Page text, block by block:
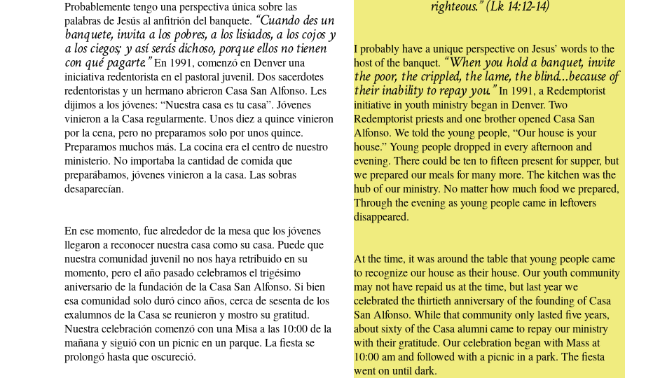
Probablemente tengo una perspectiva única sobre las
palabras de Jesús al anfitrión del banquete. “Cuando des un
banquete, invita a los pobres, a los lisiados, a los cojos y
a los ciegos; y así serás dichoso, porque ellos no tienen
con qué pagarte.”En 1991, comenzó en Denver una
iniciativa redentorista en el pastoral juvenil. Dos sacerdotes
redentoristas y un hermano abrieron Casa San Alfonso. Les
dijimos a los jóvenes: “Nuestra casa es tu casa”. Jóvenes
vinieron a la Casa regularmente. Unos diez a quince vinieron
por la cena, pero no preparamos solo por unos quince.
Preparamos muchos más. La cocina era el centro de nuestro
ministerio. No importaba la cantidad de comida que
preparábamos, jóvenes vinieron a la casa. Las sobras
desaparecían.
En ese momento, fue alrededor de la mesa que los jóvenes
llegaron a reconocer nuestra casa como su casa. Puede que
nuestra comunidad juvenil no nos haya retribuido en su
momento, pero el año pasado celebramos el trigésimo
aniversario de la fundación de la Casa San Alfonso. Si bien
esa comunidad solo duró cinco años, cerca de sesenta de los
exalumnos de la Casa se reunieron y mostro su gratitud.
Nuestra celebración comenzó con una Misa a las 10:00 de la
mañana y siguió con un picnic en un parque. La fiesta se
prolongó hasta que oscureció.
righteous.” (Lk 14:12-14)
I probably have a unique perspective on Jesus’ words to the
host of the banquet. “When you hold a banquet, invite
the poor, the crippled, the lame, the blind…because of
their inability to repay you.”In 1991, a Redemptorist
initiative in youth ministry began in Denver. Two
Redemptorist priests and one brother opened Casa San
Alfonso. We told the young people, “Our house is your
house.” Young people dropped in every afternoon and
evening. There could be ten to fifteen present for supper, but
we prepared our meals for many more. The kitchen was the
hub of our ministry. No matter how much food we prepared,
Through the evening as young people came in leftovers
disappeared.
At the time, it was around the table that young people came
to recognize our house as their house. Our youth community
may not have repaid us at the time, but last year we
celebrated the thirtieth anniversary of the founding of Casa
San Alfonso. While that community only lasted five years,
about sixty of the Casa alumni came to repay our ministry
with their gratitude. Our celebration began with Mass at
10:00 am and followed with a picnic in a park. The fiesta
went on until dark.